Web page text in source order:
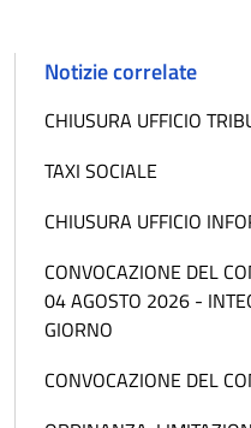
Notizie correlate
CHIUSURA UFFICIO
TAXI SOCIALE
CHIUSURA UFFICIO
CONVOCAZIONE DEL
04 AGOSTO 2026 -
GIORNO
CONVOCAZIONE DEL